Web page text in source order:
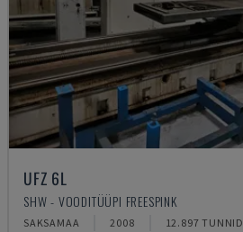
UFZ 6L
SHW - VOODITÜÜPI FREESPINK
SAKSAMAA 2008 12.897 TUNNID